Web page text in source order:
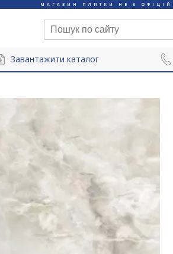
МАГАЗИН ПЛИТКИ НЕ Є
Завантажити каталог